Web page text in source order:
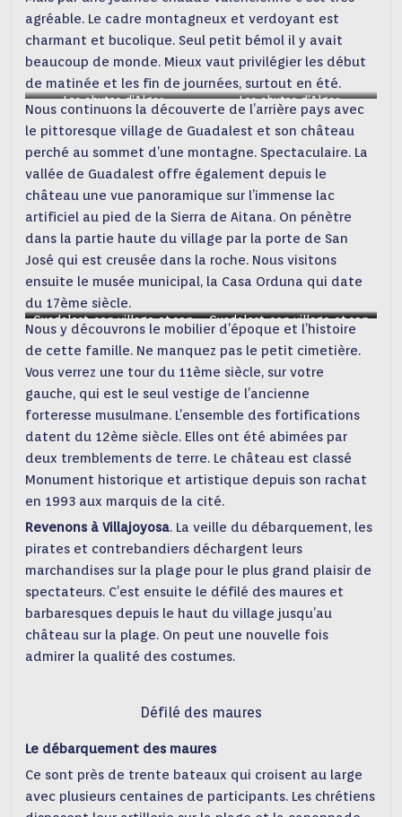
agréable. Le cadre montagneux et verdoyant est
charmant et bucolique. Seul petit bémol il y avait
beaucoup de monde. Mieux vaut privilégier les début
de matinée et les fin de journées, surtout en été.
Les chutes d’Algar Les chutes d’Algar
Nous continuons la découverte de l’arrière pays avec
le pittoresque village de Guadalest et son château
perché au sommet d’une montagne. Spectaculaire. La
vallée de Guadalest offre également depuis le
château une vue panoramique sur l’immense lac
artificiel au pied de la Sierra de Aitana. On pénètre
dans la partie haute du village par la porte de San
José qui est creusée dans la roche. Nous visitons
ensuite le musée municipal, la Casa Orduna qui date
du 17ème siècle.
Guadalest, son village et son
château
Guadalest, son village et son
château
Guadalest, son village et son
château
Guadalest, son village et son
château
Nous y découvrons le mobilier d’époque et l’histoire
de cette famille. Ne manquez pas le petit cimetière.
Vous verrez une tour du 11ème siècle, sur votre
gauche, qui est le seul vestige de l’ancienne
forteresse musulmane. L’ensemble des fortifications
datent du 12ème siècle. Elles ont été abimées par
deux tremblements de terre. Le château est classé
Monument historique et artistique depuis son rachat
en 1993 aux marquis de la cité.
Revenons à Villajoyosa. La veille du débarquement, les
pirates et contrebandiers déchargent leurs
marchandises sur la plage pour le plus grand plaisir de
spectateurs. C’est ensuite le défilé des maures et
barbaresques depuis le haut du village jusqu’au
château sur la plage. On peut une nouvelle fois
admirer la qualité des costumes.
Défilé des maures
Le débarquement des maures
Ce sont près de trente bateaux qui croisent au large
avec plusieurs centaines de participants. Les chrétiens